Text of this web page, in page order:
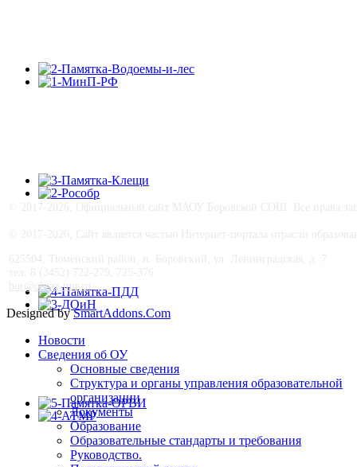
bor@obraz-tmr.ru
Designed bySmartAddons.Com
Новости
Сведения об ОУ
Основные сведения
Структура и органы управления образовательной
организации
Документы
Образование
Образовательные стандарты и требования
Руководство.